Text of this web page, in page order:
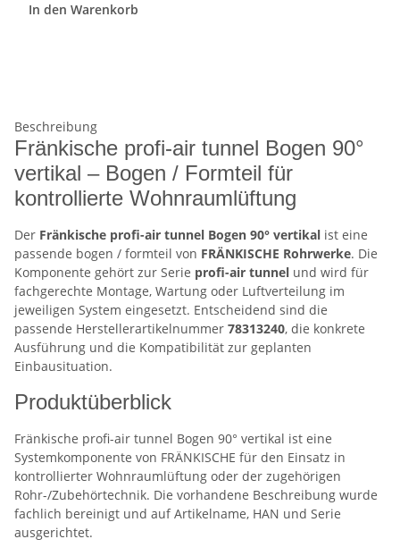
In den Warenkorb
Beschreibung
Fränkische profi-air tunnel Bogen 90°
vertikal – Bogen / Formteil für
kontrollierte Wohnraumlüftung
Der Fränkische profi-air tunnel Bogen 90° vertikal ist eine
passende bogen / formteil von FRÄNKISCHE Rohrwerke. Die
Komponente gehört zur Serie profi-air tunnel und wird für
fachgerechte Montage, Wartung oder Luftverteilung im
jeweiligen System eingesetzt. Entscheidend sind die
passende Herstellerartikelnummer 78313240, die konkrete
Ausführung und die Kompatibilität zur geplanten
Einbausituation.
Produktüberblick
Fränkische profi-air tunnel Bogen 90° vertikal ist eine
Systemkomponente von FRÄNKISCHE für den Einsatz in
kontrollierter Wohnraumlüftung oder der zugehörigen
Rohr-/Zubehörtechnik. Die vorhandene Beschreibung wurde
fachlich bereinigt und auf Artikelname, HAN und Serie
ausgerichtet.